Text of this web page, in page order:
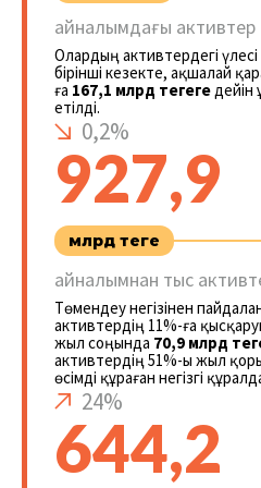
айналымдағы активтер
Олардың активтердегі үлесі
бірінші кезекте, ақшалай
ға 167,1 млрд теңгегедейін
етілді.
0,2%
927,9
млрд теңге
айналымнан тыс
Төмендеу негізінен
активтердің 11%-ға
жыл соңында 70,9 млрд
активтердің 51%-ы жыл
өсімді құраған негізгі
24%
644,2